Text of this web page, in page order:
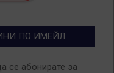
ПО ИМЕЙЛ
се абонирате за